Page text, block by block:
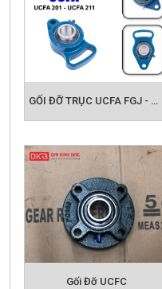
Gối Đỡ UCFC